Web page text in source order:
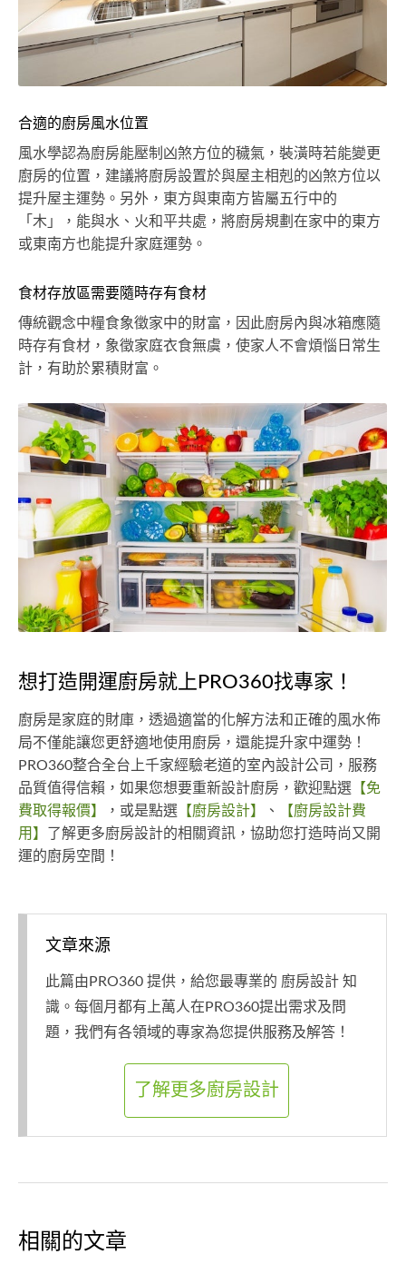
合適的廚房風水位置
風水學認為廚房能壓制凶煞方位的穢氣，裝潢時若能變更
廚房的位置，建議將廚房設置於與屋主相剋的凶煞方位以
提升屋主運勢。另外，東方與東南方皆屬五行中的
「木」，能與水、火和平共處，將廚房規劃在家中的東方
或東南方也能提升家庭運勢。
食材存放區需要隨時存有食材
傳統觀念中糧食象徵家中的財富，因此廚房內與冰箱應隨
時存有食材，象徵家庭衣食無虞，使家人不會煩惱日常生
計，有助於累積財富。
想打造開運廚房就上PRO360找專家！
廚房是家庭的財庫，透過適當的化解方法和正確的風水佈
局不僅能讓您更舒適地使用廚房，還能提升家中運勢！
PRO360整合全台上千家經驗老道的室內設計公司，服務
品質值得信賴，如果您想要重新設計廚房，歡迎點選 【免
費取得報價】
，或是點選 【廚房設計】 、
【廚房設計費
用】
了解更多廚房設計的相關資訊，協助您打造時尚又開
運的廚房空間！
文章來源
此篇由PRO360 提供，給您最專業的 廚房設計 知
識。每個月都有上萬人在PRO360提出需求及問
題，我們有各領域的專家為您提供服務及解答！
了解更多廚房設計
相關的文章